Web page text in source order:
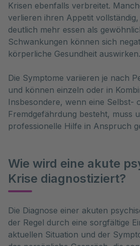
Krisen ebenfalls verbreitet.
verlieren ihren Appetit
deutlich mehr essen als
Schwankungen können sich
körperliche Gesundheit auswirken.
Die Symptome variieren je nach
und können einzeln oder in
Insbesondere, wenn eine Selbst-
Fremdgefährdung besteht, muss
professionelle Hilfe in Anspruch
Wie wird eine akute
Krise diagnostiziert?
Die Diagnose einer akuten
der Regel durch eine sorgfältige
aktuellen Situation und der